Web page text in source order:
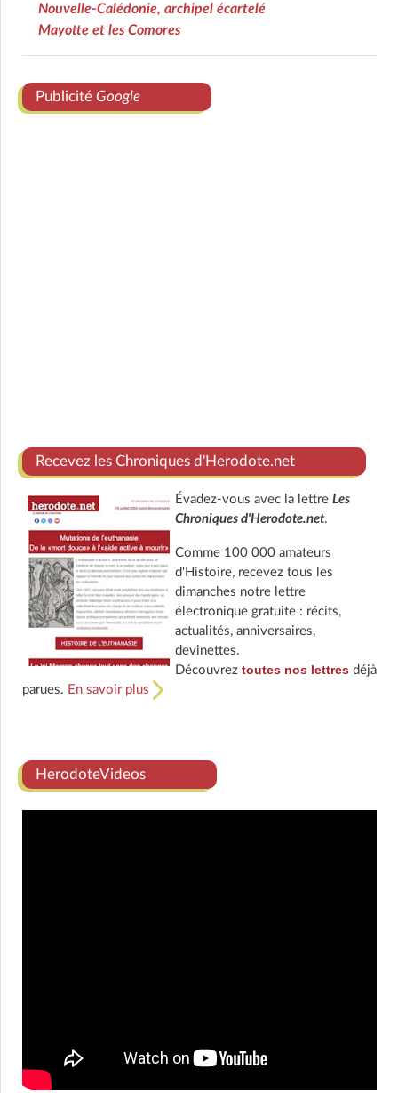
Nouvelle-Calédonie, archipel écartelé
Mayotte et les Comores
Publicité Google
Recevez les Chroniques d'Herodote.net
Évadez-vous avec la lettre Les
Chroniques d'Herodote.net.
Comme 100 000 amateurs
d'Histoire, recevez tous les
dimanches notre lettre
électronique gratuite : récits,
actualités, anniversaires,
devinettes.
Découvrez toutes nos lettresdéjà
parues. En savoir plus
HerodoteVideos